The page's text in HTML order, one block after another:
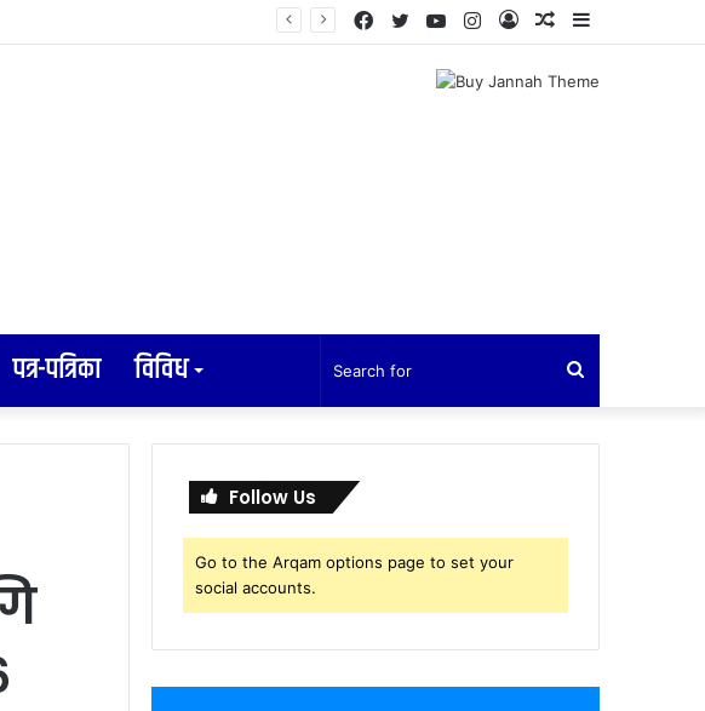
भव्य र सभ्य सम्मेलन हुने
Random
Log
Instagram
YouTube
Twitter
Facebook
पत्र-पत्रिका विविध
for
Follow Us
Go to the Arqam options page to set your
social accounts.